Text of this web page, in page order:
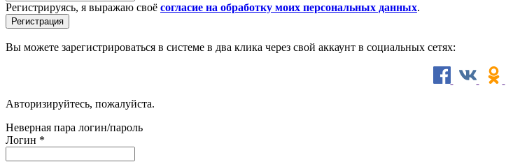
Регистрируясь, я выражаю своё согласие на обработку моих персональных данных.
Вы можете зарегистрироваться в системе в два клика через свой аккаунт в социальных сетях:
Авторизируйтесь, пожалуйста.
Неверная пара логин/пароль
Логин *